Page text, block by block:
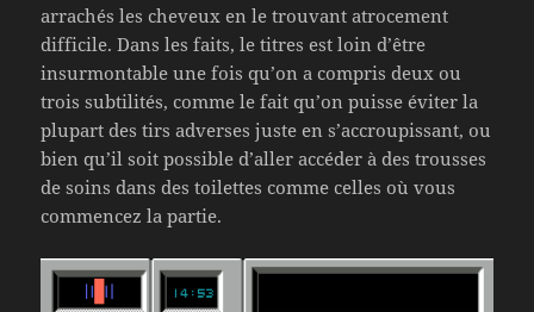
arrachés les cheveux en le trouvant atrocement
difficile. Dans les faits, le titres est loin d’être
insurmontable une fois qu’on a compris deux ou
trois subtilités, comme le fait qu’on puisse éviter la
plupart des tirs adverses juste en s’accroupissant, ou
bien qu’il soit possible d’aller accéder à des trousses
de soins dans des toilettes comme celles où vous
commencez la partie.